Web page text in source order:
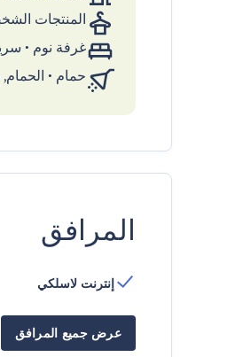
المنتجات
غرفة نوم •
حمام •
المرافق
إنترنت لاسلكي
عرض جميع المرافق